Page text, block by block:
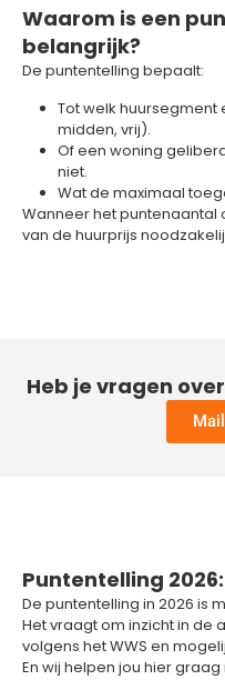
Waarom is een
belangrijk?
De puntentelling bepaalt:
Tot welk
midden, vrij).
Of een woning
niet.
Wat de maximaal
Wanneer het puntenaantal
van de huurprijs
Heb je vragen
Puntentelling
De puntentelling in 2026 is
Het vraagt om inzicht in de
volgens het WWS en
En wij helpen jou hier